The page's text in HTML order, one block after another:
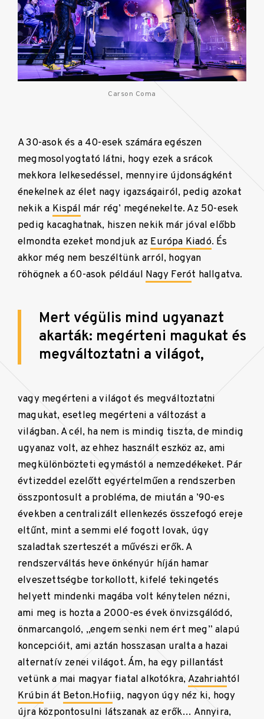
Carson Coma
A 30-asok és a 40-esek számára egészen
megmosolyogtató látni, hogy ezek a srácok
mekkora lelkesedéssel, mennyire újdonságként
énekelnek az élet nagy igazságairól, pedig azokat
nekik a Kispál már rég’ megénekelte. Az 50-esek
pedig kacaghatnak, hiszen nekik már jóval előbb
elmondta ezeket mondjuk az Európa Kiadó. És
akkor még nem beszéltünk arról, hogyan
röhögnek a 60-asok például Nagy Ferót hallgatva.
Mert végülis mind ugyanazt
akarták: megérteni magukat és
megváltoztatni a világot,
vagy megérteni a világot és megváltoztatni
magukat, esetleg megérteni a változást a
világban. A cél, ha nem is mindig tiszta, de mindig
ugyanaz volt, az ehhez használt eszköz az, ami
megkülönbözteti egymástól a nemzedékeket. Pár
évtizeddel ezelőtt egyértelműen a rendszerben
összpontosult a probléma, de miután a ’90-es
években a centralizált ellenkezés összefogó ereje
eltűnt, mint a semmi elé fogott lovak, úgy
szaladtak szerteszét a művészi erők. A
rendszerváltás heve önkényúr híján hamar
elveszettségbe torkollott, kifelé tekingetés
helyett mindenki magába volt kénytelen nézni,
ami meg is hozta a 2000-es évek önvizsgálódó,
önmarcangoló, „engem senki nem ért meg” alapú
koncepcióit, ami aztán hosszasan uralta a hazai
alternatív zenei világot. Ám, ha egy pillantást
vetünk a mai magyar fiatal alkotókra, Azahriahtól
Krúbin át Beton.Hofiig, nagyon úgy néz ki, hogy
újra központosulni látszanak az erők… Annyira,